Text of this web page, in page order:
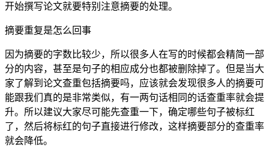
开始撰写论文就要特别注意摘要的处理。
摘要重复是怎么回事
因为摘要的字数比较少，所以很多人在写的时候都会精简一部
分的内容，甚至是句子的相应成分也都被删除掉了。但是当大
家了解到论文查重包括摘要吗，应该就会发现很多人的摘要可
能跟我们真的是非常类似，有一两句话相同的话查重率就会提
升。所以建议大家尽可能先查重一下，确定哪些句子被标红
了，然后将标红的句子直接进行修改，这样摘要部分的查重率
就会降低。